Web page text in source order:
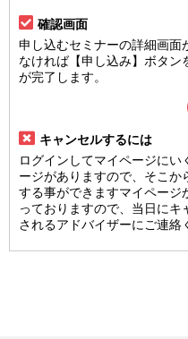
確認画面
申し込むセミナーの詳細画面
なければ【申し込み】ボタ
が完了します。
キャンセルするには
ログインしてマイページに
ージがありますので、そこ
する事ができますマイページ
っておりますので、当日に
されるアドバイザーにご連絡